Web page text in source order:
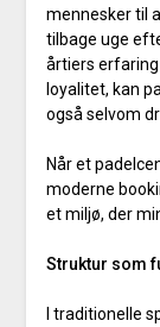
mennesker til
tilbage uge
årtiers
loyalitet, kan
også selvom
Når et
moderne
et miljø, der
Struktur som
I traditionelle